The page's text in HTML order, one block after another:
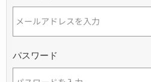
パスワード